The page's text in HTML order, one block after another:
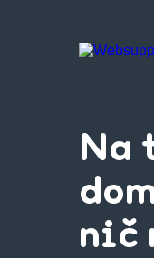
Na
nič